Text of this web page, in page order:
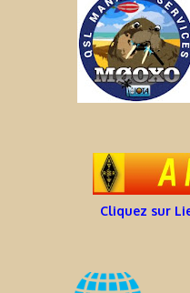
Cliquez sur